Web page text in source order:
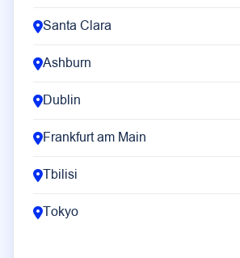
Santa Clara
Ashburn
Dublin
Frankfurt am Main
Tbilisi
Tokyo